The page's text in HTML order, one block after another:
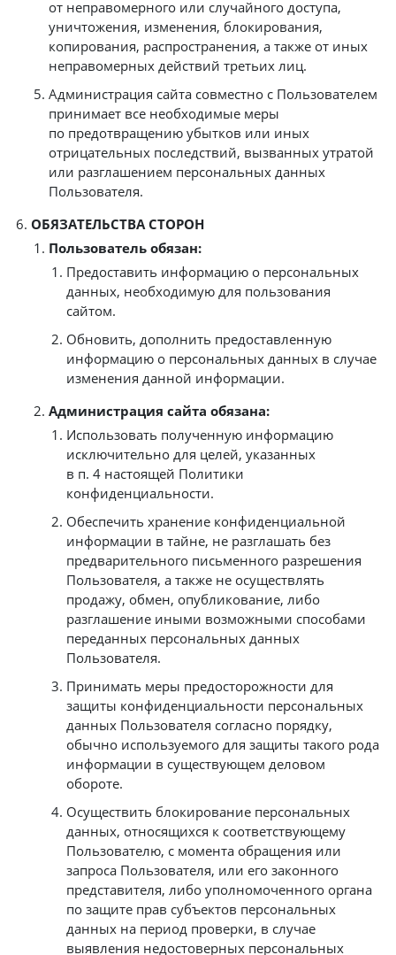
от неправомерного или случайного доступа,
уничтожения, изменения, блокирования,
копирования, распространения, а также от иных
неправомерных действий третьих лиц.
Администрация сайта совместно с Пользователем
принимает все необходимые меры
по предотвращению убытков или иных
отрицательных последствий, вызванных утратой
или разглашением персональных данных
Пользователя.
ОБЯЗАТЕЛЬСТВА СТОРОН
Пользователь обязан:
Предоставить информацию о персональных
данных, необходимую для пользования
сайтом.
Обновить, дополнить предоставленную
информацию о персональных данных в случае
изменения данной информации.
Администрация сайта обязана:
Использовать полученную информацию
исключительно для целей, указанных
в п. 4 настоящей Политики
конфиденциальности.
Обеспечить хранение конфиденциальной
информации в тайне, не разглашать без
предварительного письменного разрешения
Пользователя, а также не осуществлять
продажу, обмен, опубликование, либо
разглашение иными возможными способами
переданных персональных данных
Пользователя.
Принимать меры предосторожности для
защиты конфиденциальности персональных
данных Пользователя согласно порядку,
обычно используемого для защиты такого рода
информации в существующем деловом
обороте.
Осуществить блокирование персональных
данных, относящихся к соответствующему
Пользователю, с момента обращения или
запроса Пользователя, или его законного
представителя, либо уполномоченного органа
по защите прав субъектов персональных
данных на период проверки, в случае
выявления недостоверных персональных